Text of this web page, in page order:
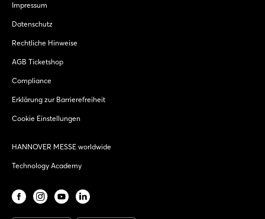
Impressum
Datenschutz
Rechtliche Hinweise
AGB Ticketshop
Compliance
Erklärung zur Barrierefreiheit
Cookie Einstellungen
HANNOVER MESSE worldwide
Technology Academy